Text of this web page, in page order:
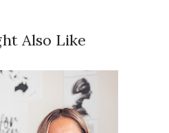
Also Like